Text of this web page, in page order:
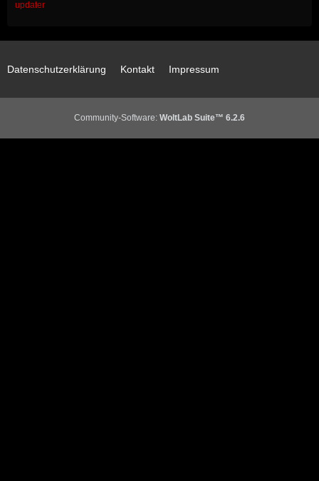
updater
Datenschutzerklärung Kontakt Impressum
Community-Software: WoltLab Suite™ 6.2.6